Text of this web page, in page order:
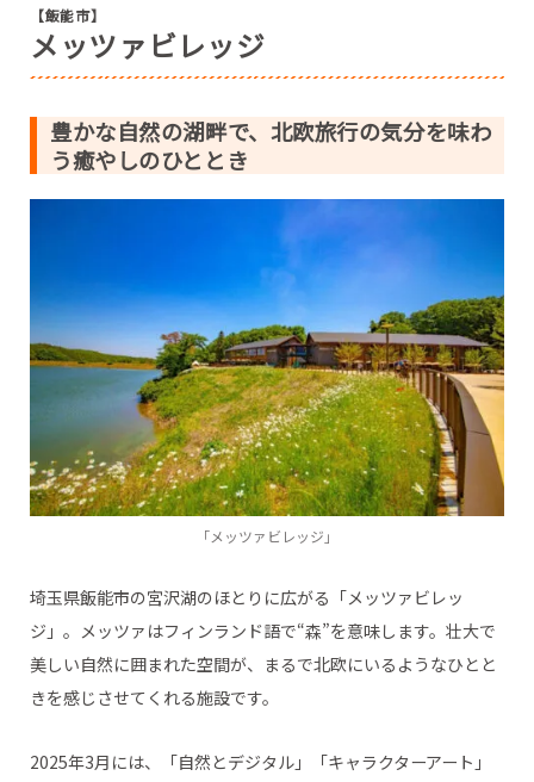
【飯能市】
メッツァビレッジ
豊かな自然の湖畔で、北欧旅行の気分を味わ
う癒やしのひととき
「メッツァビレッジ」
埼玉県飯能市の宮沢湖のほとりに広がる「メッツァビレッ
ジ」。メッツァはフィンランド語で“森”を意味します。壮大で
美しい自然に囲まれた空間が、まるで北欧にいるようなひとと
きを感じさせてくれる施設です。
2025年3月には、「自然とデジタル」「キャラクターアート」